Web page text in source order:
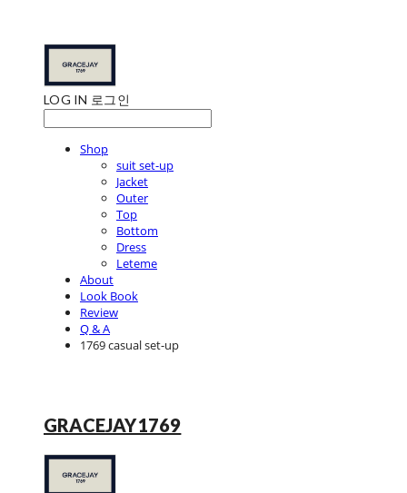
LOG IN 로그인
Shop
suit set-up
Jacket
Outer
Top
Bottom
Dress
Leteme
About
Look Book
Review
Q & A
1769 casual set-up
GRACEJAY1769